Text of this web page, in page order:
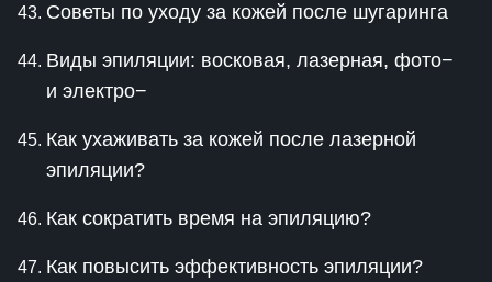
Советы по уходу за кожей после шугаринга
Виды эпиляции: восковая, лазерная, фото−
и электро−
Как ухаживать за кожей после лазерной
эпиляции?
Как сократить время на эпиляцию?
Как повысить эффективность эпиляции?